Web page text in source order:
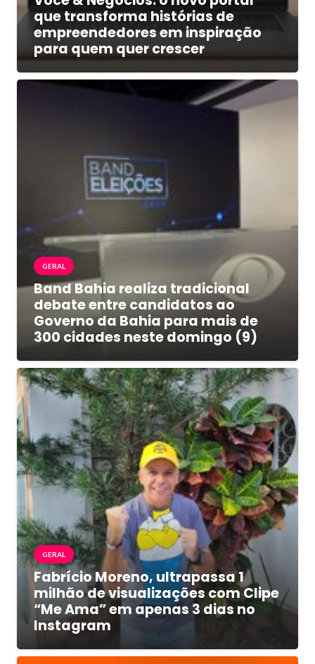
que transforma histórias de
empreendedores em inspiração
para quem quer crescer
GERAL
Band Bahia realiza tradicional
debate entre candidatos ao
Governo da Bahia para mais de
300 cidades neste domingo (9)
GERAL
Fabrício Moreno, ultrapassa 1
milhão de visualizações com Clipe
“Me Ama” em apenas 3 dias no
Instagram